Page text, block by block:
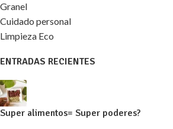
Granel
Cuidado personal
Limpieza Eco
ENTRADAS RECIENTES
Super alimentos= Super poderes?